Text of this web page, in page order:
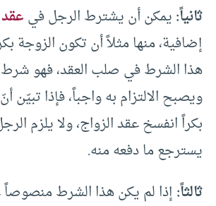
ثانياً:يمكن أن يشترط الرجل في
إضافية، منها مثلاً أن تكون الزوجة
هذا الشرط في صلب العقد، فهو
ويصبح الالتزام به واجباً، فإذا تبيّن
بكراً انفسخ عقد الزواج، ولا يلزم
يسترجع ما دفعه منه.
ثالثاً:إذا لم يكن هذا الشرط منصوصاً